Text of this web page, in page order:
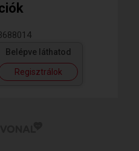
Belépve láthatod
Regisztrálok